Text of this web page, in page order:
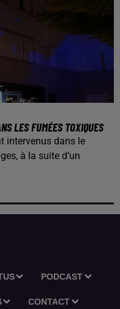
LES FUMÉES TOXIQUES
intervenus dans le
à la suite d’un
PODCAST
CONTACT